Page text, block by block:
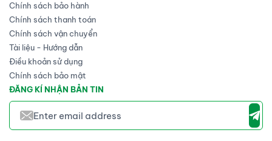
Chính sách bảo hành
Chính sách thanh toán
Chính sách vận chuyển
Tài liệu - Hướng dẫn
Điều khoản sử dụng
Chính sách bảo mật
ĐĂNG KÍ NHẬN BẢN TIN